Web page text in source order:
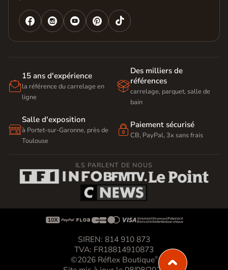
   

15 ans d'expérience
la référence du carrelage en
ligne

Des milliers de
références
carrelage, parquet, salle de
bain

Salle d'exposition
à Portet-sur-Garonne, près de
Toulouse
 Paiement sécurisé
CB, PayPal, 3x sans frais
ILS PARLENT DE NOUS

SIREN: 814 910 873
TVA: FR18814910873
©2026 Réflex Boutique®